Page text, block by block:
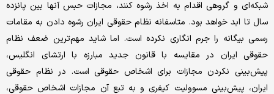
شبکه‌ای و گروهی اقدام به اخذ رشوه کنند، مجازات حبس آنها بین پانزده
سال تا ابد خواهد بود. متاسفانه نظام حقوقی ایران رشوه دادن به مقامات
رسمی بیگانه را جرم انگاری نکرده است. اما شاید مهم‌ترین ضعف نظام
حقوقی ایران در مقایسه با قانون جدید مبارزه با ارتشای انگلیس،
پیش‌بینی نکردن مجازات برای اشخاص حقوقی است. در نظام حقوقی
ایران، پیش‌بینی مسوولیت کیفری و به تبع آن مجازات اشخاص حقوقی،